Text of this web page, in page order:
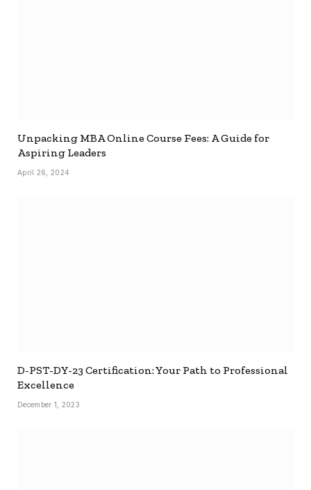
Unpacking MBA Online Course Fees: A Guide for
Aspiring Leaders
April 26, 2024
D-PST-DY-23 Certification: Your Path to Professional
Excellence
December 1, 2023